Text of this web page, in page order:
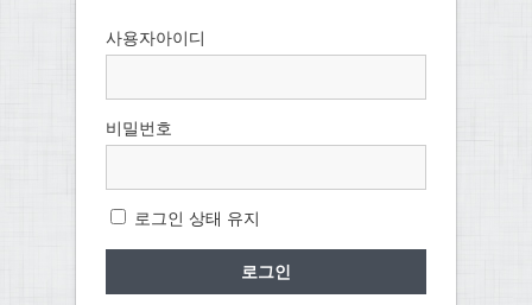
사용자아이디
비밀번호
로그인 상태 유지